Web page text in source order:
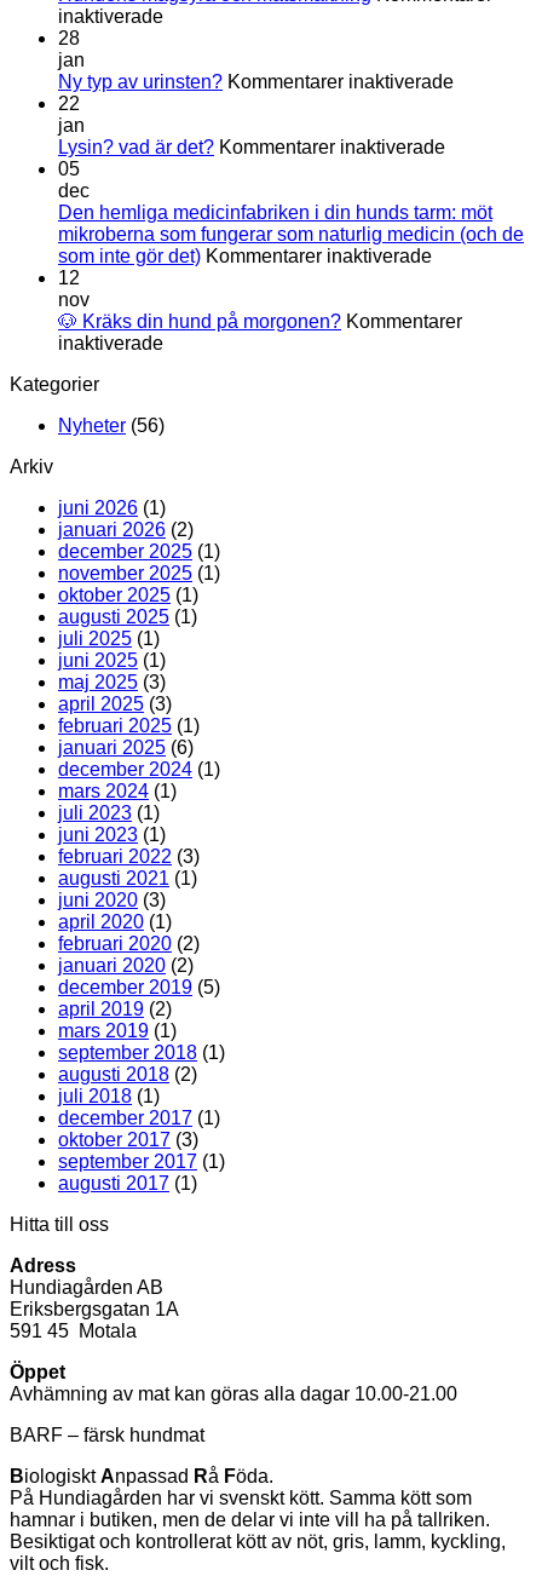
inaktiveradeför
och
28
jan
Ny typ av urinsten? Kommentarer inaktiveradeför
22
jan
Lysin? vad är det? Kommentarer inaktiveradeför
är
det?
05
dec
Den hemliga medicinfabriken i din hunds tarm: möt
mikroberna som fungerar som naturlig medicin (och de
som inte gör det) Kommentarer inaktiveradeför
12
nov
🐶 Kräks din hund på morgonen? Kommentarer
inaktiveradeför
hund
Kategorier
Nyheter (56)
Arkiv
juni 2026 (1)
januari 2026 (2)
december 2025 (1)
november 2025 (1)
oktober 2025 (1)
augusti 2025 (1)
juli 2025 (1)
juni 2025 (1)
maj 2025 (3)
april 2025 (3)
februari 2025 (1)
januari 2025 (6)
december 2024 (1)
mars 2024 (1)
juli 2023 (1)
juni 2023 (1)
februari 2022 (3)
augusti 2021 (1)
juni 2020 (3)
april 2020 (1)
februari 2020 (2)
januari 2020 (2)
december 2019 (5)
april 2019 (2)
mars 2019 (1)
september 2018 (1)
augusti 2018 (2)
juli 2018 (1)
december 2017 (1)
oktober 2017 (3)
september 2017 (1)
augusti 2017 (1)
Hitta till oss
Adress
Hundiagården AB
Eriksbergsgatan 1A
591 45 Motala
Öppet
Avhämning av mat kan göras alla dagar 10.00-21.00
BARF – färsk hundmat
BiologisktAnpassad Rå Föda.
På Hundiagården har vi svenskt kött. Samma kött som
hamnar i butiken, men de delar vi inte vill ha på tallriken.
Besiktigat och kontrollerat kött av nöt, gris, lamm, kyckling,
vilt och fisk.